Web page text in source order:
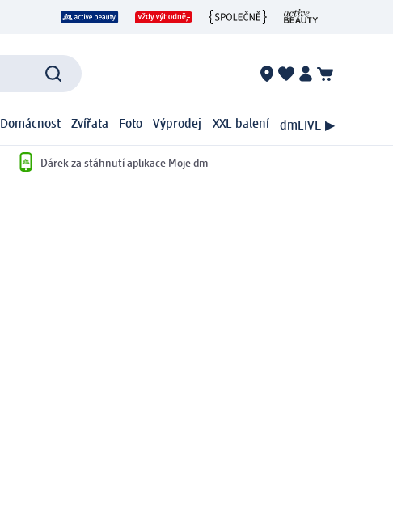
Domácnost Zvířata Foto Výprodej XXL balení dmLIVE ▶
Dárek za stáhnutí aplikace Moje dm